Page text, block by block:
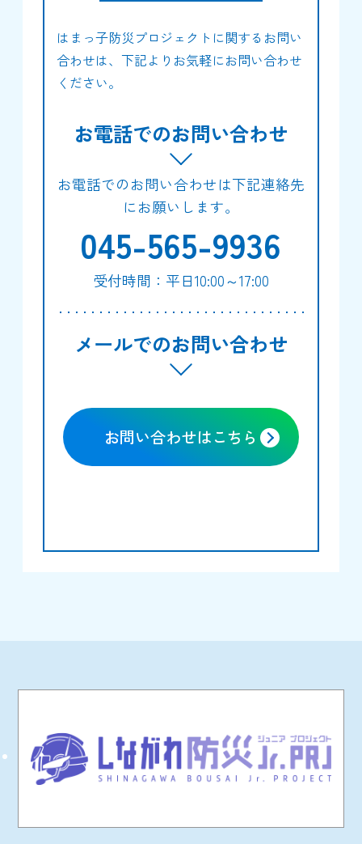
はまっ子防災プロジェクトに関するお問い
合わせは、下記よりお気軽にお問い合わせ
ください。
お電話でのお問い合わせ
お電話でのお問い合わせは下記連絡先
にお願いします。
045-565-9936
受付時間：平日10:00～17:00
メールでのお問い合わせ
お問い合わせはこちら